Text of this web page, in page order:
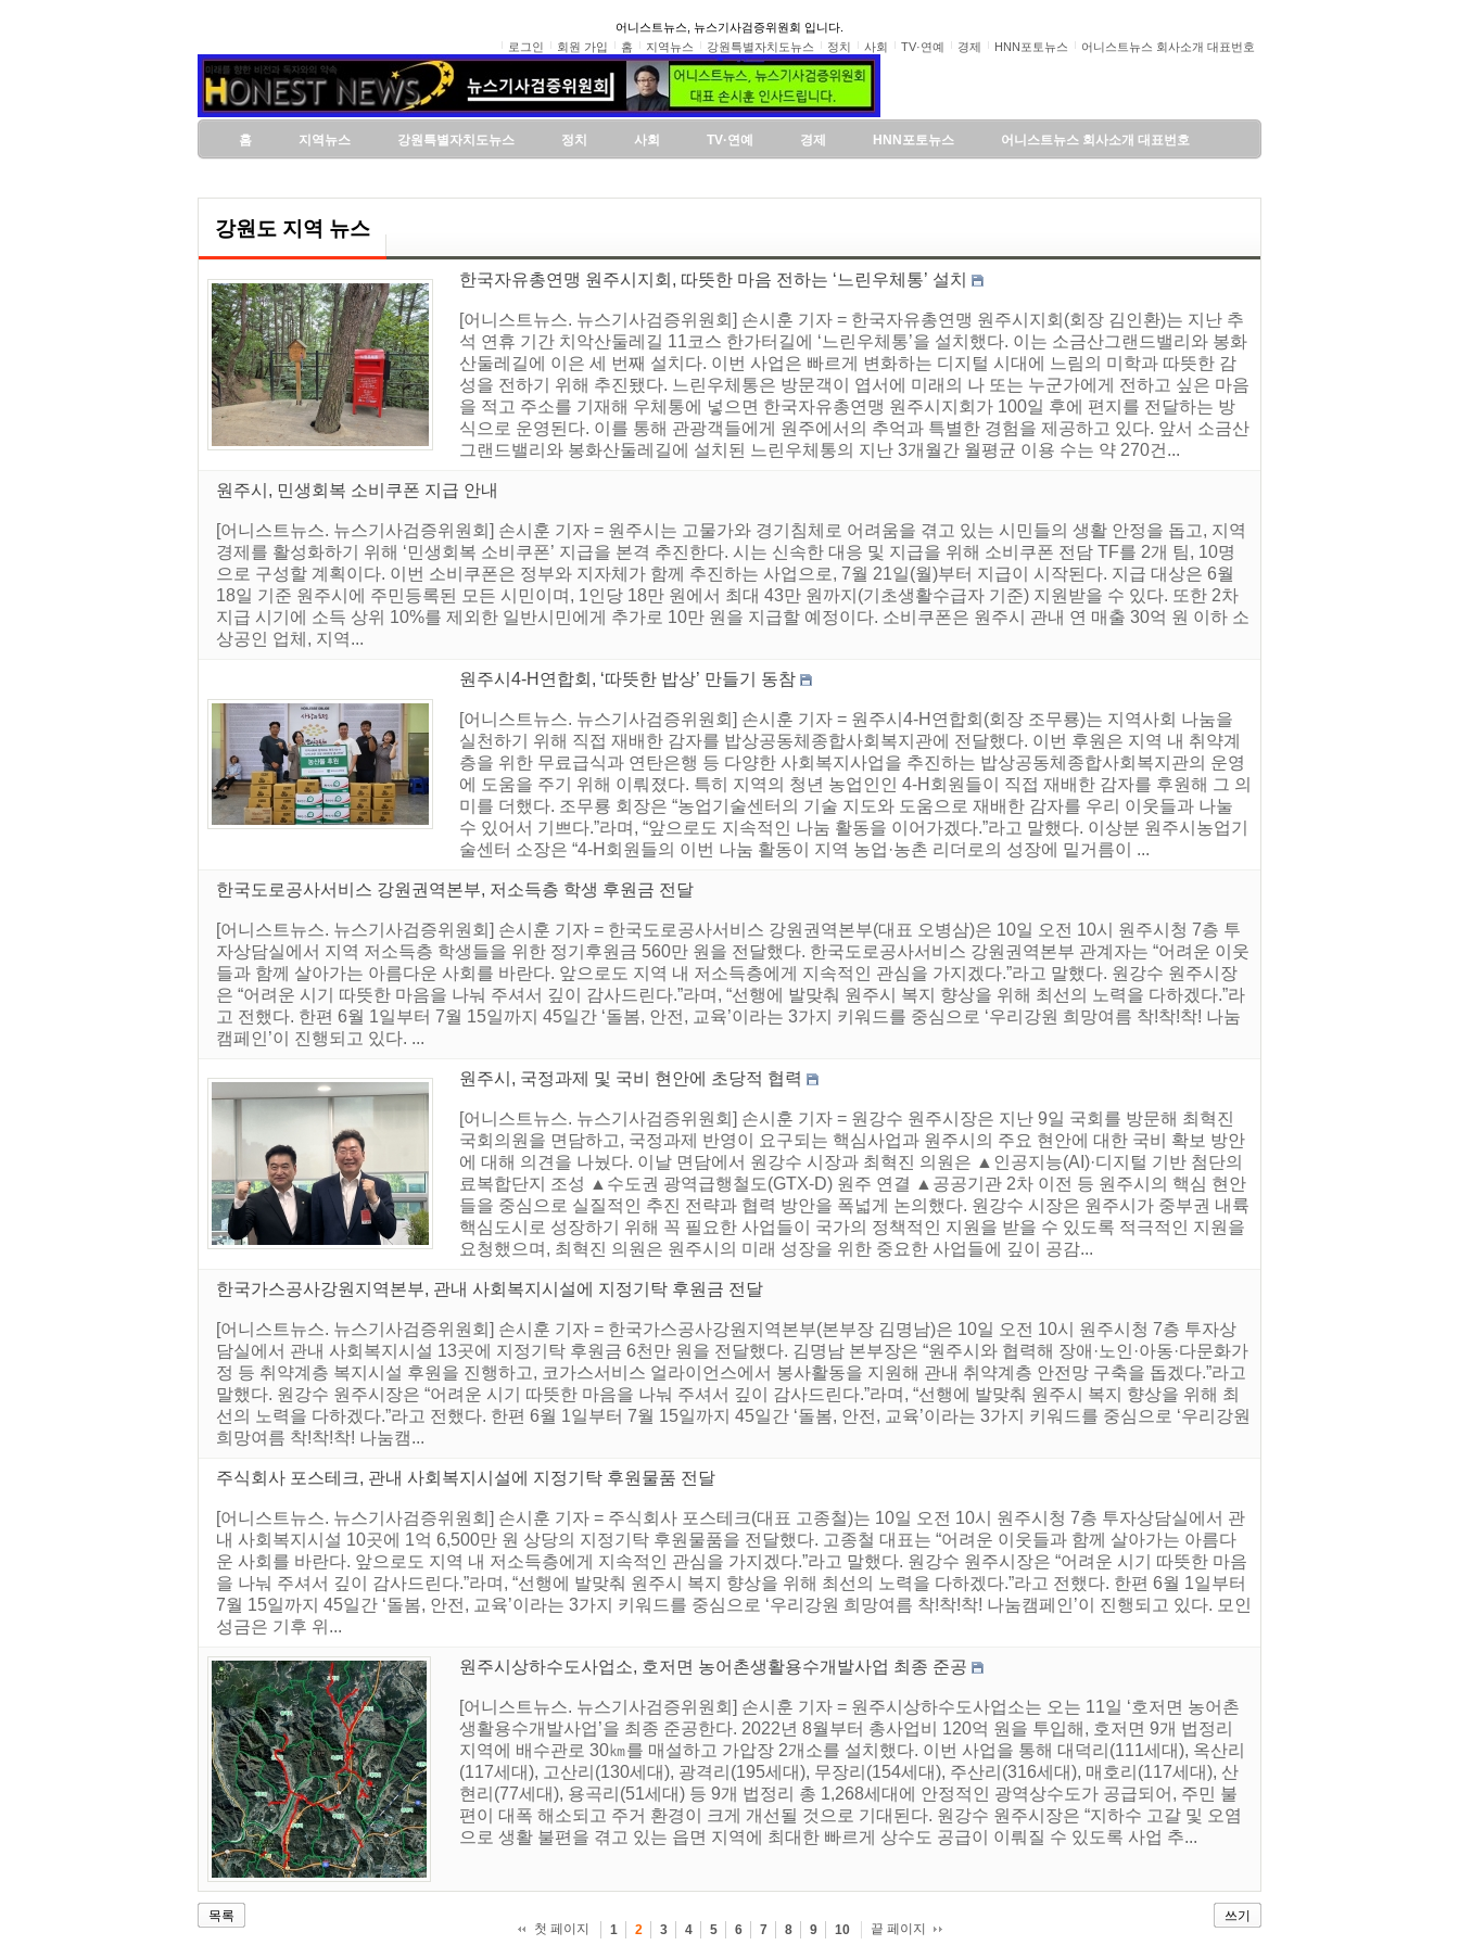
어니스트뉴스, 뉴스기사검증위원회 입니다.
로그인
회원 가입 홈 지역뉴스 강원특별자치도뉴스 정치 사회 TV·연예 경제 HNN포토뉴스 어니스트뉴스 회사소개 대표번호
홈 지역뉴스 강원특별자치도뉴스 정치 사회 TV·연예 경제 HNN포토뉴스 어니스트뉴스 회사소개 대표번호
강원도 지역 뉴스
한국자유총연맹 원주시지회, 따뜻한 마음 전하는 ‘느린우체통’ 설치
[어니스트뉴스. 뉴스기사검증위원회] 손시훈 기자 = 한국자유총연맹 원주시지회(회장 김인환)는 지난 추
석 연휴 기간 치악산둘레길 11코스 한가터길에 ‘느린우체통’을 설치했다. 이는 소금산그랜드밸리와 봉화
산둘레길에 이은 세 번째 설치다. 이번 사업은 빠르게 변화하는 디지털 시대에 느림의 미학과 따뜻한 감
성을 전하기 위해 추진됐다. 느린우체통은 방문객이 엽서에 미래의 나 또는 누군가에게 전하고 싶은 마음
을 적고 주소를 기재해 우체통에 넣으면 한국자유총연맹 원주시지회가 100일 후에 편지를 전달하는 방
식으로 운영된다. 이를 통해 관광객들에게 원주에서의 추억과 특별한 경험을 제공하고 있다. 앞서 소금산
그랜드밸리와 봉화산둘레길에 설치된 느린우체통의 지난 3개월간 월평균 이용 수는 약 270건...
원주시, 민생회복 소비쿠폰 지급 안내
[어니스트뉴스. 뉴스기사검증위원회] 손시훈 기자 = 원주시는 고물가와 경기침체로 어려움을 겪고 있는 시민들의 생활 안정을 돕고, 지역
경제를 활성화하기 위해 ‘민생회복 소비쿠폰’ 지급을 본격 추진한다. 시는 신속한 대응 및 지급을 위해 소비쿠폰 전담 TF를 2개 팀, 10명
으로 구성할 계획이다. 이번 소비쿠폰은 정부와 지자체가 함께 추진하는 사업으로, 7월 21일(월)부터 지급이 시작된다. 지급 대상은 6월
18일 기준 원주시에 주민등록된 모든 시민이며, 1인당 18만 원에서 최대 43만 원까지(기초생활수급자 기준) 지원받을 수 있다. 또한 2차
지급 시기에 소득 상위 10%를 제외한 일반시민에게 추가로 10만 원을 지급할 예정이다. 소비쿠폰은 원주시 관내 연 매출 30억 원 이하 소
상공인 업체, 지역...
원주시4-H연합회, ‘따뜻한 밥상’ 만들기 동참
[어니스트뉴스. 뉴스기사검증위원회] 손시훈 기자 = 원주시4-H연합회(회장 조무룡)는 지역사회 나눔을
실천하기 위해 직접 재배한 감자를 밥상공동체종합사회복지관에 전달했다. 이번 후원은 지역 내 취약계
층을 위한 무료급식과 연탄은행 등 다양한 사회복지사업을 추진하는 밥상공동체종합사회복지관의 운영
에 도움을 주기 위해 이뤄졌다. 특히 지역의 청년 농업인인 4-H회원들이 직접 재배한 감자를 후원해 그 의
미를 더했다. 조무룡 회장은 “농업기술센터의 기술 지도와 도움으로 재배한 감자를 우리 이웃들과 나눌
수 있어서 기쁘다.”라며, “앞으로도 지속적인 나눔 활동을 이어가겠다.”라고 말했다. 이상분 원주시농업기
술센터 소장은 “4-H회원들의 이번 나눔 활동이 지역 농업·농촌 리더로의 성장에 밑거름이 ...
한국도로공사서비스 강원권역본부, 저소득층 학생 후원금 전달
[어니스트뉴스. 뉴스기사검증위원회] 손시훈 기자 = 한국도로공사서비스 강원권역본부(대표 오병삼)은 10일 오전 10시 원주시청 7층 투
자상담실에서 지역 저소득층 학생들을 위한 정기후원금 560만 원을 전달했다. 한국도로공사서비스 강원권역본부 관계자는 “어려운 이웃
들과 함께 살아가는 아름다운 사회를 바란다. 앞으로도 지역 내 저소득층에게 지속적인 관심을 가지겠다.”라고 말했다. 원강수 원주시장
은 “어려운 시기 따뜻한 마음을 나눠 주셔서 깊이 감사드린다.”라며, “선행에 발맞춰 원주시 복지 향상을 위해 최선의 노력을 다하겠다.”라
고 전했다. 한편 6월 1일부터 7월 15일까지 45일간 ‘돌봄, 안전, 교육’이라는 3가지 키워드를 중심으로 ‘우리강원 희망여름 착!착!착! 나눔
캠페인’이 진행되고 있다. ...
원주시, 국정과제 및 국비 현안에 초당적 협력
[어니스트뉴스. 뉴스기사검증위원회] 손시훈 기자 = 원강수 원주시장은 지난 9일 국회를 방문해 최혁진
국회의원을 면담하고, 국정과제 반영이 요구되는 핵심사업과 원주시의 주요 현안에 대한 국비 확보 방안
에 대해 의견을 나눴다. 이날 면담에서 원강수 시장과 최혁진 의원은 ▲인공지능(AI)·디지털 기반 첨단의
료복합단지 조성 ▲수도권 광역급행철도(GTX-D) 원주 연결 ▲공공기관 2차 이전 등 원주시의 핵심 현안
들을 중심으로 실질적인 추진 전략과 협력 방안을 폭넓게 논의했다. 원강수 시장은 원주시가 중부권 내륙
핵심도시로 성장하기 위해 꼭 필요한 사업들이 국가의 정책적인 지원을 받을 수 있도록 적극적인 지원을
요청했으며, 최혁진 의원은 원주시의 미래 성장을 위한 중요한 사업들에 깊이 공감...
한국가스공사강원지역본부, 관내 사회복지시설에 지정기탁 후원금 전달
[어니스트뉴스. 뉴스기사검증위원회] 손시훈 기자 = 한국가스공사강원지역본부(본부장 김명남)은 10일 오전 10시 원주시청 7층 투자상
담실에서 관내 사회복지시설 13곳에 지정기탁 후원금 6천만 원을 전달했다. 김명남 본부장은 “원주시와 협력해 장애·노인·아동·다문화가
정 등 취약계층 복지시설 후원을 진행하고, 코가스서비스 얼라이언스에서 봉사활동을 지원해 관내 취약계층 안전망 구축을 돕겠다.”라고
말했다. 원강수 원주시장은 “어려운 시기 따뜻한 마음을 나눠 주셔서 깊이 감사드린다.”라며, “선행에 발맞춰 원주시 복지 향상을 위해 최
선의 노력을 다하겠다.”라고 전했다. 한편 6월 1일부터 7월 15일까지 45일간 ‘돌봄, 안전, 교육’이라는 3가지 키워드를 중심으로 ‘우리강원
희망여름 착!착!착! 나눔캠...
주식회사 포스테크, 관내 사회복지시설에 지정기탁 후원물품 전달
[어니스트뉴스. 뉴스기사검증위원회] 손시훈 기자 = 주식회사 포스테크(대표 고종철)는 10일 오전 10시 원주시청 7층 투자상담실에서 관
내 사회복지시설 10곳에 1억 6,500만 원 상당의 지정기탁 후원물품을 전달했다. 고종철 대표는 “어려운 이웃들과 함께 살아가는 아름다
운 사회를 바란다. 앞으로도 지역 내 저소득층에게 지속적인 관심을 가지겠다.”라고 말했다. 원강수 원주시장은 “어려운 시기 따뜻한 마음
을 나눠 주셔서 깊이 감사드린다.”라며, “선행에 발맞춰 원주시 복지 향상을 위해 최선의 노력을 다하겠다.”라고 전했다. 한편 6월 1일부터
7월 15일까지 45일간 ‘돌봄, 안전, 교육’이라는 3가지 키워드를 중심으로 ‘우리강원 희망여름 착!착!착! 나눔캠페인’이 진행되고 있다. 모인
성금은 기후 위...
원주시상하수도사업소, 호저면 농어촌생활용수개발사업 최종 준공
[어니스트뉴스. 뉴스기사검증위원회] 손시훈 기자 = 원주시상하수도사업소는 오는 11일 ‘호저면 농어촌
생활용수개발사업’을 최종 준공한다. 2022년 8월부터 총사업비 120억 원을 투입해, 호저면 9개 법정리
지역에 배수관로 30㎞를 매설하고 가압장 2개소를 설치했다. 이번 사업을 통해 대덕리(111세대), 옥산리
(117세대), 고산리(130세대), 광격리(195세대), 무장리(154세대), 주산리(316세대), 매호리(117세대), 산
현리(77세대), 용곡리(51세대) 등 9개 법정리 총 1,268세대에 안정적인 광역상수도가 공급되어, 주민 불
편이 대폭 해소되고 주거 환경이 크게 개선될 것으로 기대된다. 원강수 원주시장은 “지하수 고갈 및 오염
으로 생활 불편을 겪고 있는 읍면 지역에 최대한 빠르게 상수도 공급이 이뤄질 수 있도록 사업 추...
목록
쓰기
첫 페이지
1 2 3 4 5 6 7 8 9 10 끝 페이지